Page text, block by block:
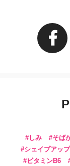
しみ そば
シェイプアップ
ビタミンB6